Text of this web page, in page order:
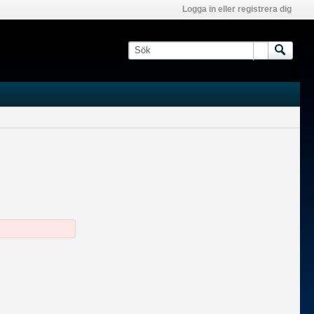
Logga in eller registrera dig